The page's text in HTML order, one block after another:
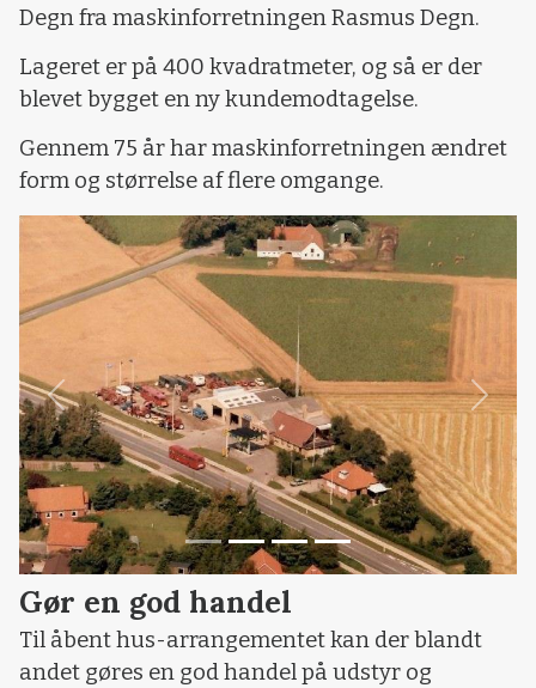
Degn fra maskinforretningen Rasmus Degn.
Lageret er på 400 kvadratmeter, og så er der
blevet bygget en ny kundemodtagelse.
Gennem 75 år har maskinforretningen ændret
form og størrelse af flere omgange.
Foregående
Gør en god handel
Til åbent hus-arrangementet kan der blandt
andet gøres en god handel på udstyr og